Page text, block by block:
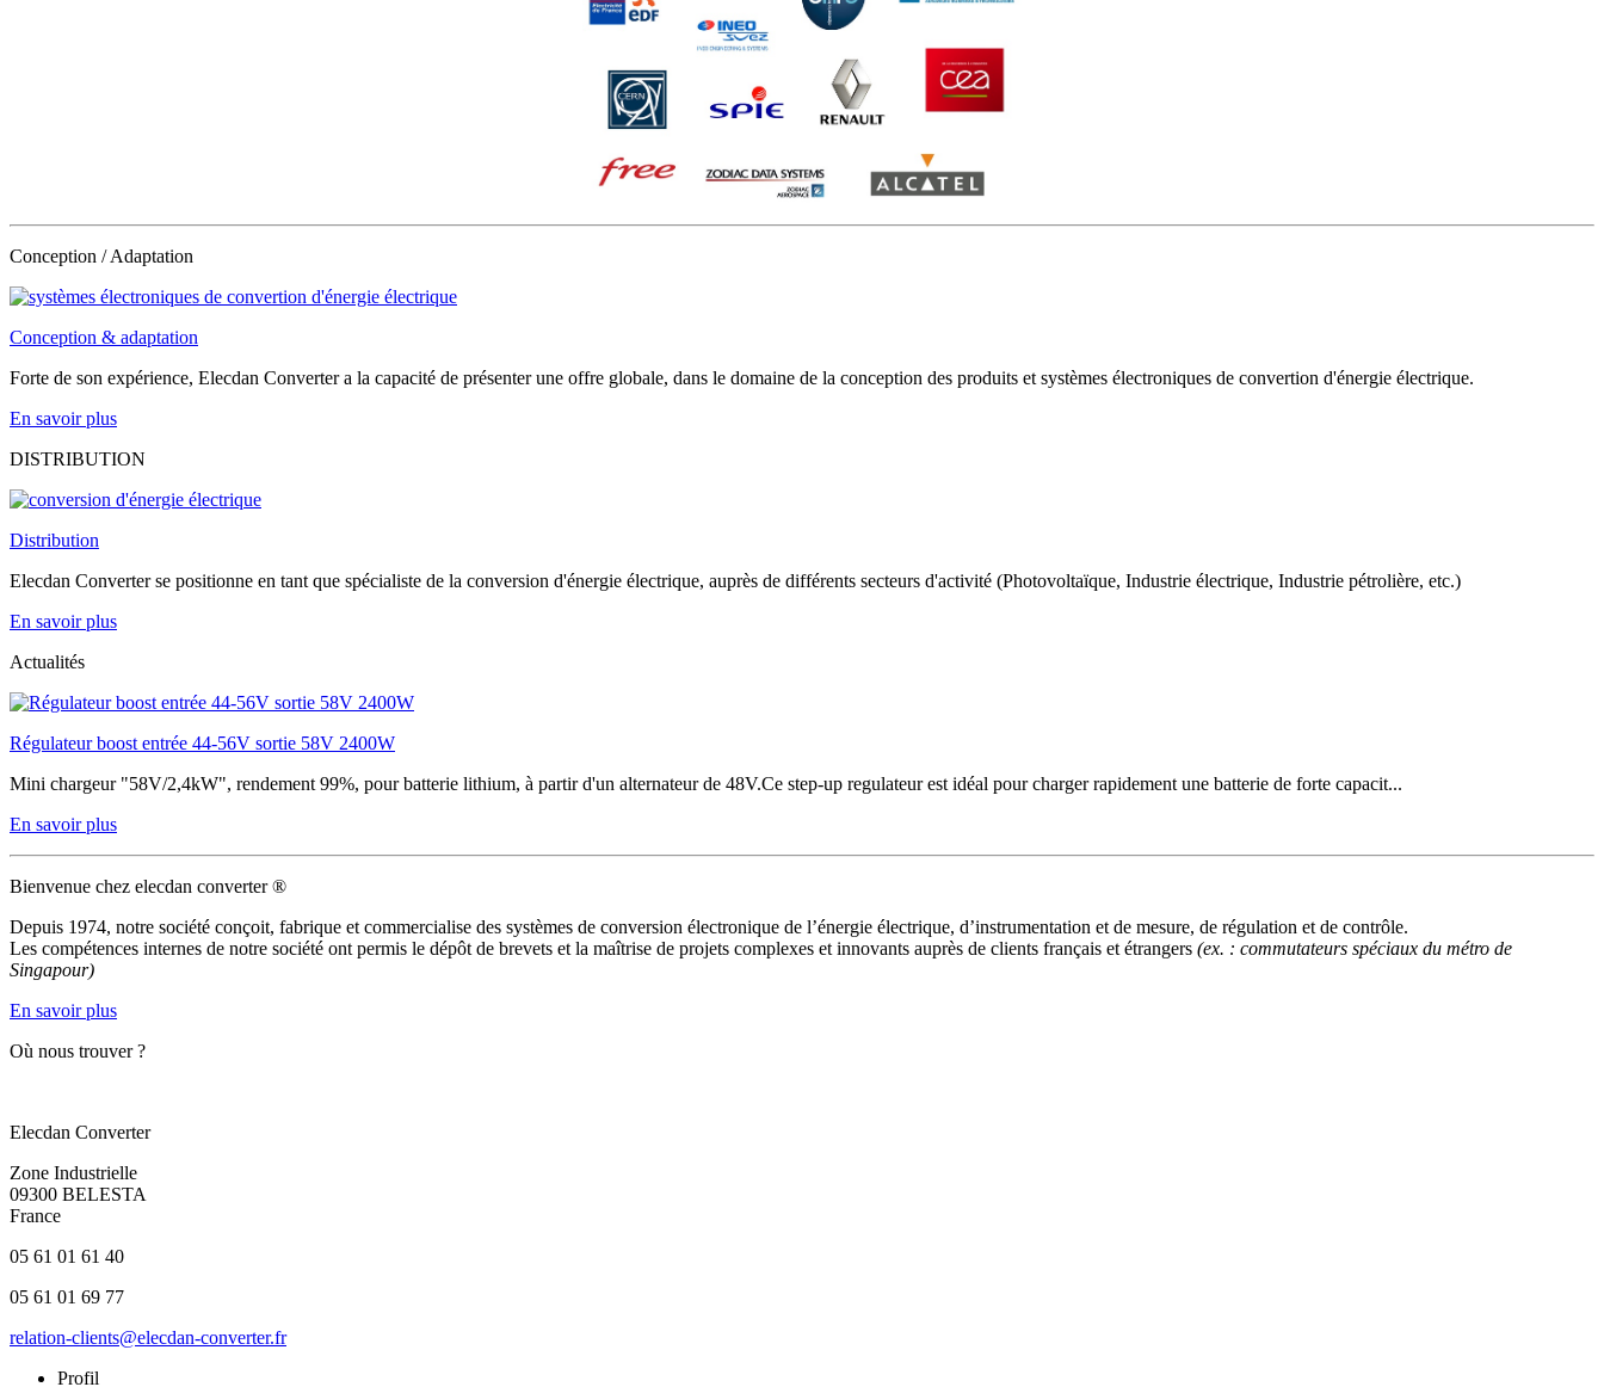
Conception / Adaptation
Conception & adaptation
Forte de son expérience, Elecdan Converter a la capacité de présenter une offre globale, dans le domaine de la conception des produits et systèmes électroniques de convertion d'énergie électrique.
En savoir plus
DISTRIBUTION
Distribution
Elecdan Converter se positionne en tant que spécialiste de la conversion d'énergie électrique, auprès de différents secteurs d'activité (Photovoltaïque, Industrie électrique, Industrie pétrolière, etc.)
En savoir plus
Actualités
Régulateur boost entrée 44-56V sortie 58V 2400W
Mini chargeur "58V/2,4kW", rendement 99%, pour batterie lithium, à partir d'un alternateur de 48V.Ce step-up regulateur est idéal pour charger rapidement une batterie de forte capacit...
En savoir plus
Bienvenue chez elecdan converter ®
Depuis 1974, notre société conçoit, fabrique et commercialise des systèmes de conversion électronique de l’énergie électrique, d’instrumentation et de mesure, de régulation et de contrôle.
Les compétences internes de notre société ont permis le dépôt de brevets et la maîtrise de projets complexes et innovants auprès de clients français et étrangers (ex. : commutateurs spéciaux du métro de
Singapour)
En savoir plus
Où nous trouver ?
Elecdan Converter
Zone Industrielle
09300 BELESTA
France
05 61 01 61 40
05 61 01 69 77
relation-clients@elecdan-converter.fr
Profil